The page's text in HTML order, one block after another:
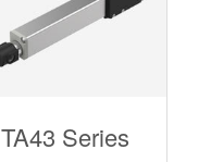
TA43 Series